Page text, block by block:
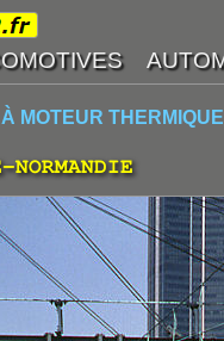
MOTEUR THERMIQUE